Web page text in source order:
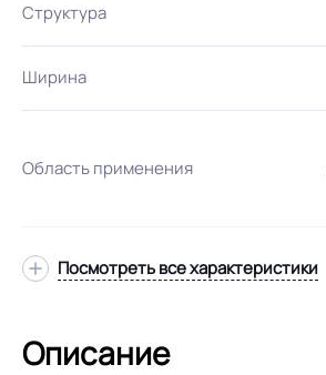
Структура
Ширина
Область применения
Класс горючести
Группа истираемости
Посмотреть все характеристики
Описание